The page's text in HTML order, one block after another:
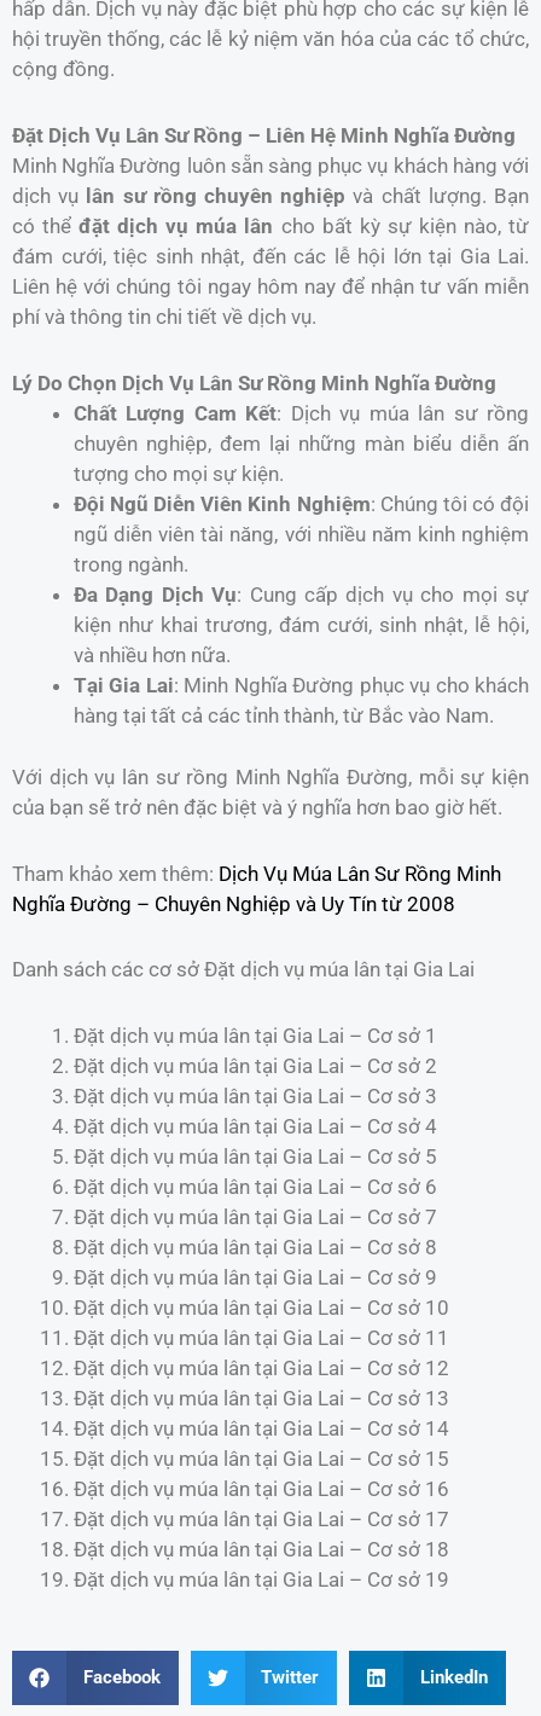
hấp dẫn. Dịch vụ này đặc biệt phù hợp cho các sự kiện lễ
hội truyền thống, các lễ kỷ niệm văn hóa của các tổ chức,
cộng đồng.
Đặt Dịch Vụ Lân Sư Rồng – Liên Hệ Minh Nghĩa Đường
Minh Nghĩa Đường luôn sẵn sàng phục vụ khách hàng với
dịch vụ lân sư rồng chuyên nghiệp và chất lượng. Bạn
có thểđặt dịch vụ múa lân cho bất kỳ sự kiện nào, từ
đám cưới, tiệc sinh nhật, đến các lễ hội lớn tại Gia Lai.
Liên hệ với chúng tôi ngay hôm nay để nhận tư vấn miễn
phí và thông tin chi tiết về dịch vụ.
Lý Do Chọn Dịch Vụ Lân Sư Rồng Minh Nghĩa Đường
Chất Lượng Cam Kết: Dịch vụ múa lân sư rồng
chuyên nghiệp, đem lại những màn biểu diễn ấn
tượng cho mọi sự kiện.
Đội Ngũ Diễn Viên Kinh Nghiệm: Chúng tôi có đội
ngũ diễn viên tài năng, với nhiều năm kinh nghiệm
trong ngành.
Đa Dạng Dịch Vụ: Cung cấp dịch vụ cho mọi sự
kiện như khai trương, đám cưới, sinh nhật, lễ hội,
và nhiều hơn nữa.
Tại Gia Lai: Minh Nghĩa Đường phục vụ cho khách
hàng tại tất cả các tỉnh thành, từ Bắc vào Nam.
Với dịch vụ lân sư rồng Minh Nghĩa Đường, mỗi sự kiện
của bạn sẽ trở nên đặc biệt và ý nghĩa hơn bao giờ hết.
Tham khảo xem thêm: Dịch Vụ Múa Lân Sư Rồng Minh
Nghĩa Đường – Chuyên Nghiệp và Uy Tín từ 2008
Danh sách các cơ sở Đặt dịch vụ múa lân tại Gia Lai
Đặt dịch vụ múa lân tại Gia Lai – Cơ sở 1
Đặt dịch vụ múa lân tại Gia Lai – Cơ sở 2
Đặt dịch vụ múa lân tại Gia Lai – Cơ sở 3
Đặt dịch vụ múa lân tại Gia Lai – Cơ sở 4
Đặt dịch vụ múa lân tại Gia Lai – Cơ sở 5
Đặt dịch vụ múa lân tại Gia Lai – Cơ sở 6
Đặt dịch vụ múa lân tại Gia Lai – Cơ sở 7
Đặt dịch vụ múa lân tại Gia Lai – Cơ sở 8
Đặt dịch vụ múa lân tại Gia Lai – Cơ sở 9
Đặt dịch vụ múa lân tại Gia Lai – Cơ sở 10
Đặt dịch vụ múa lân tại Gia Lai – Cơ sở 11
Đặt dịch vụ múa lân tại Gia Lai – Cơ sở 12
Đặt dịch vụ múa lân tại Gia Lai – Cơ sở 13
Đặt dịch vụ múa lân tại Gia Lai – Cơ sở 14
Đặt dịch vụ múa lân tại Gia Lai – Cơ sở 15
Đặt dịch vụ múa lân tại Gia Lai – Cơ sở 16
Đặt dịch vụ múa lân tại Gia Lai – Cơ sở 17
Đặt dịch vụ múa lân tại Gia Lai – Cơ sở 18
Đặt dịch vụ múa lân tại Gia Lai – Cơ sở 19
Facebook Twitter LinkedIn